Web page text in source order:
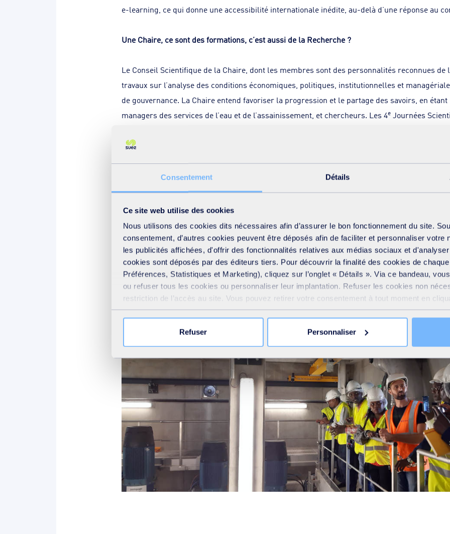
Consentement Détails
Ce site web utilise des cookies
Nous utilisons des cookies dits nécessaires afin d’assurer le bon fonctionnement du site.
consentement, d’autres cookies peuvent être déposés afin de faciliter et personnaliser votre
les publicités affichées, d'offrir des fonctionnalités relatives aux médias sociaux et
cookies sont déposés par des éditeurs tiers. Pour découvrir la finalité des cookies de
Préférences, Statistiques et Marketing), cliquez sur l’onglet « Détails ». Via ce bandeau,
ou refuser tous les cookies ou personnaliser leur implantation. Refuser les cookies non
restriction de l’accès au site. Vous pouvez retirer votre consentement à tout moment en
votre consentement » présent sur toutes les pages du site. En savoir plus dans notre
Refuser Personnaliser
e-learning, ce qui donne une accessibilité internationale inédite, au-delà d’une réponse au
Une Chaire, ce sont des formations, c’est aussi de la Recherche ?
Le Conseil Scientifique de la Chaire, dont les membres sont des personnalités reconnues de
travaux sur l’analyse des conditions économiques, politiques, institutionnelles et
de gouvernance. La Chaire entend favoriser la progression et le partage des savoirs, en
managers des services de l’eau et de l’assainissement, et chercheurs. Les 4e Journées
savoirs plus opérationnels.
C’est bien tout l’esprit de la Chaire, une communauté de partage du savoir, du savoir être et
s’impliquent nombre d’experts SUEZ, que je tiens à saluer ici pour leur engagement auprès
*Avec l’ESSEC Business School et l’Agence de l’Eau Rhône Méditerranée Corse.